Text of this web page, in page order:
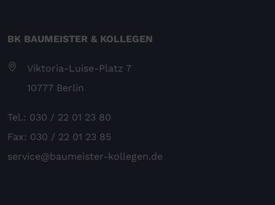
BK BAUMEISTER & KOLLEGEN
Viktoria-Luise-Platz 7
10777 Berlin
Tel.: 030 / 22 01 23 80
Fax: 030 / 22 01 23 85
service@baumeister-kollegen.de